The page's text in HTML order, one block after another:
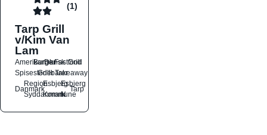
(1)
Tarp Grill
v/Kim Van
Lam
Amerikansk
BurgerDanskFastfood
Grill
SpisestederGrillbarerTakeaway
Danmark
Region
Syddanmark
Esbjerg
Kommune
Esbjerg
N
Tarp